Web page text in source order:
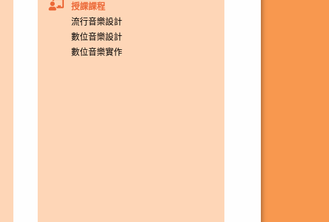
授課課程
流行音樂設計
數位音樂設計
數位音樂實作